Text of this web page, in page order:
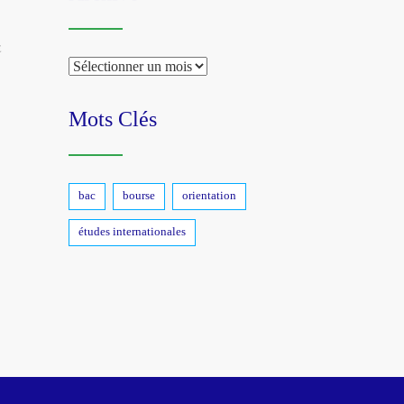
Archive
Mots Clés
bac bourse orientation
études internationales